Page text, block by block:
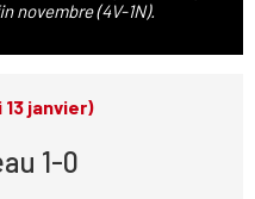
novembre (4V-1N).
janvier)
1-0